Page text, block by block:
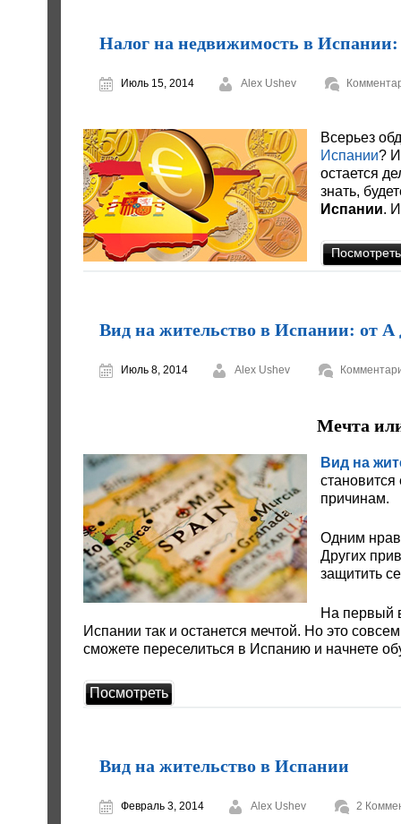
Налог на недвижимость в Испании:
Июль 15, 2014 Alex Ushev
Всерьез
Испании?
остается
знать,
Испании.
Посмотреть
Вид на жительство в Испании: от А
Июль 8, 2014 Alex Ushev
Мечта
Вид на
причинам.
Одним
Других
защитить
На первый
Испании так и останется мечтой. Но это
сможете переселиться в Испанию и начнете
Посмотреть
Вид на жительство в Испании
Февраль 3, 2014 Alex Ushev
2